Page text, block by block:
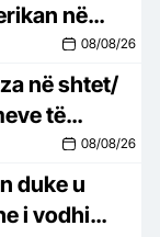
në
e SHBA: E
08/08/26
në shtet/
të
zgjeron
08/08/26
duke u
i vodhi